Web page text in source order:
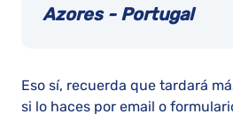
Azores - Portugal
Eso sí, recuerda que tardará
si lo haces por email o